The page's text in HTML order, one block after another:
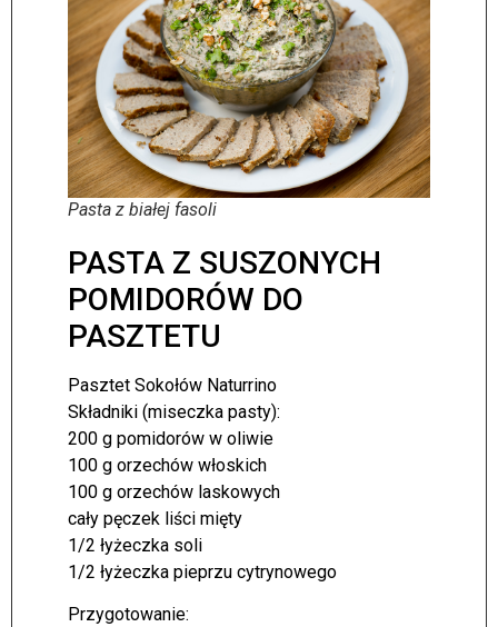
Pasta z białej fasoli
PASTA Z SUSZONYCH
POMIDORÓW DO
PASZTETU
Pasztet Sokołów Naturrino
Składniki (miseczka pasty):
200 g pomidorów w oliwie
100 g orzechów włoskich
100 g orzechów laskowych
cały pęczek liści mięty
1/2 łyżeczka soli
1/2 łyżeczka pieprzu cytrynowego
Przygotowanie: